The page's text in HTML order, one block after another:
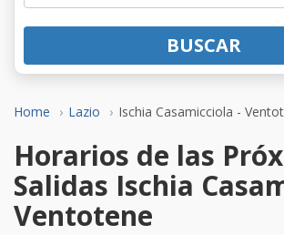
Home Lazio Ischia Casamicciola -
BUSCAR
Horarios de las
Salidas Ischia
Ventotene